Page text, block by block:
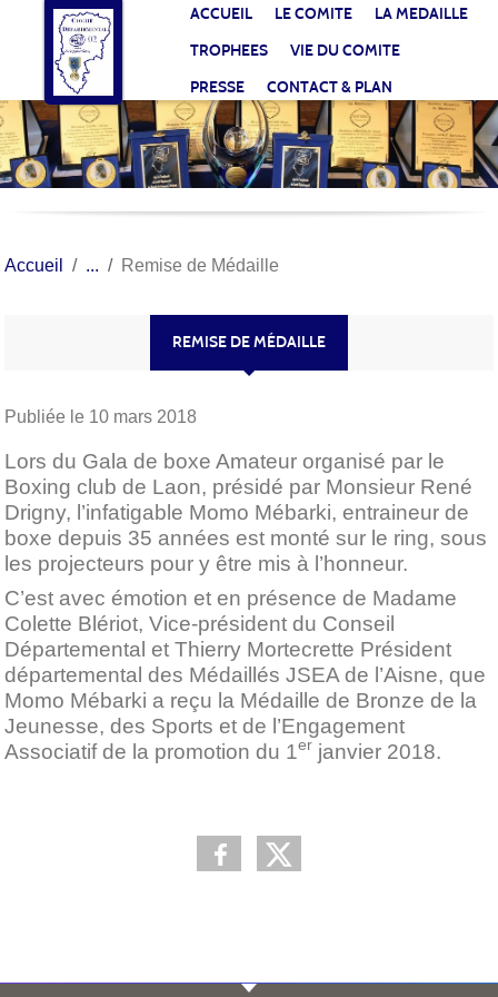
ACCUEIL LE COMITE
LA MEDAILLE
TROPHEES
VIE DU COMITE
PRESSE
CONTACT & PLAN
Accueil Remise de Médaille
REMISE DE MÉDAILLE
Publiée le 10 mars 2018
Lors du Gala de boxe Amateur organisé par le
Boxing club de Laon, présidé par Monsieur René
Drigny, l’infatigable Momo Mébarki, entraineur de
boxe depuis 35 années est monté sur le ring, sous
les projecteurs pour y être mis à l’honneur.
C’est avec émotion et en présence de Madame
Colette Blériot, Vice-président du Conseil
Départemental et Thierry Mortecrette Président
départemental des Médaillés JSEA de l’Aisne, que
Momo Mébarki a reçu la Médaille de Bronze de la
Jeunesse, des Sports et de l’Engagement
Associatif de la promotion du 1er janvier 2018.
Panneau de gestion des cookies